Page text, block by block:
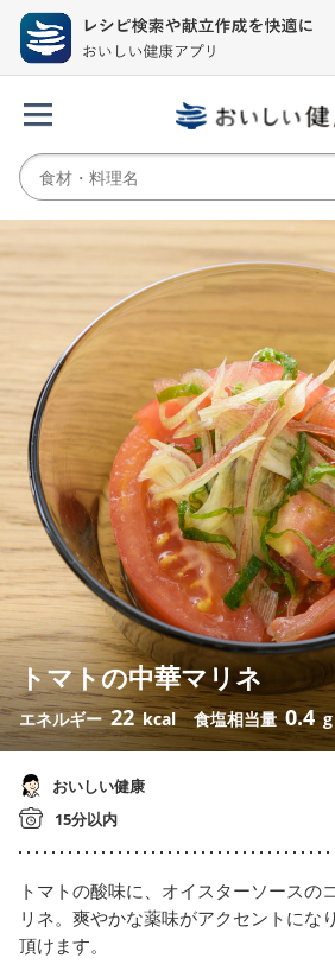
トマトの中華マリネ
エネルギー 22 kcal 食塩相当量0.4 g
おいしい健康
15分以内
トマトの酸味に、オイスターソースの
リネ。爽やかな薬味がアクセントにな
頂けます。